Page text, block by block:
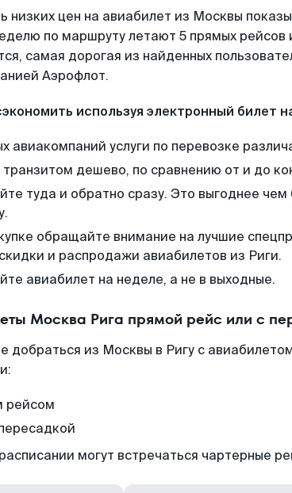
низких цен на авиабилет из Москвы
по маршруту летают 5 прямых рейсов
самая дорогая из найденных
Аэрофлот.
используя электронный билет
авиакомпаний услуги по перевозке
дешево, по сравнению от и до
туда и обратно сразу. Это выгоднее
обращайте внимание на лучшие
и распродажи авиабилетов из Риги.
авиабилет на неделе, а не в выходные.
Москва Рига прямой рейс или с
добраться из Москвы в Ригу с
рейсом
могут встречаться чартерные